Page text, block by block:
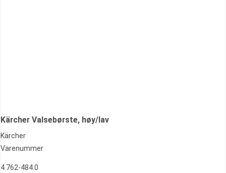
Kärcher Valsebørste, høy/lav
Kärcher
Varenummer
4.762-484.0